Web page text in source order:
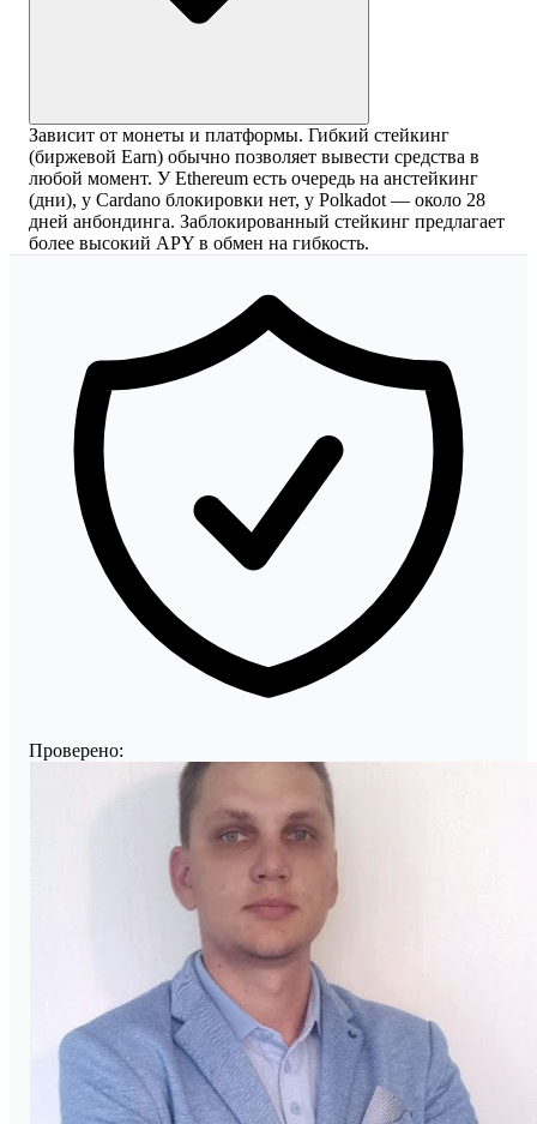
Зависит от монеты и платформы. Гибкий стейкинг
(биржевой Earn) обычно позволяет вывести средства в
любой момент. У Ethereum есть очередь на анстейкинг
(дни), у Cardano блокировки нет, у Polkadot — около 28
дней анбондинга. Заблокированный стейкинг предлагает
более высокий APY в обмен на гибкость.
Проверено: